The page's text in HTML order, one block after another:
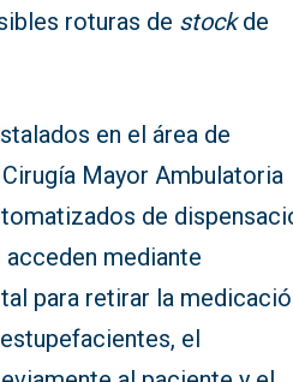
roturas de stockde
en el área de
Mayor Ambulatoria
de
mediante
para retirar la
el